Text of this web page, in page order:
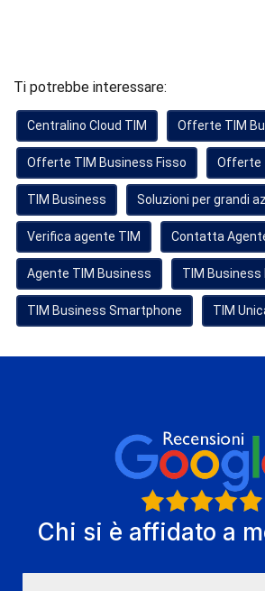
Ti potrebbe interessare:
Centralino Cloud TIM Offerte TIM
Offerte TIM Business Fisso Offerte
TIM Business Soluzioni per grandi
Verifica agente TIM Contatta
Agente TIM Business TIM Business
TIM Business Smartphone TIM
Chi si è affidato a